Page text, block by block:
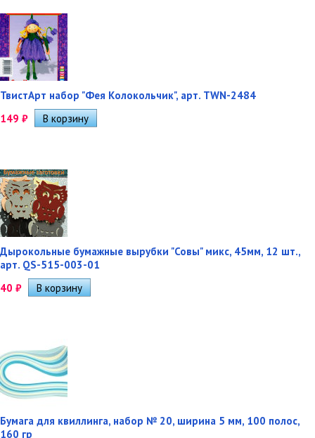
ТвистАрт набор "Фея Колокольчик", арт. TWN-2484
149 ₽
Дырокольные бумажные вырубки "Совы" микс, 45мм, 12 шт.,
арт. QS-515-003-01
40 ₽
Бумага для квиллинга, набор № 20, ширина 5 мм, 100 полос,
160 гр